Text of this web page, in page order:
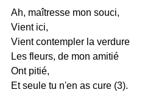
Ah, maîtresse mon souci,
Vient ici,
Vient contempler la verdure
Les fleurs, de mon amitié
Ont pitié,
Et seule tu n'en as cure (3).